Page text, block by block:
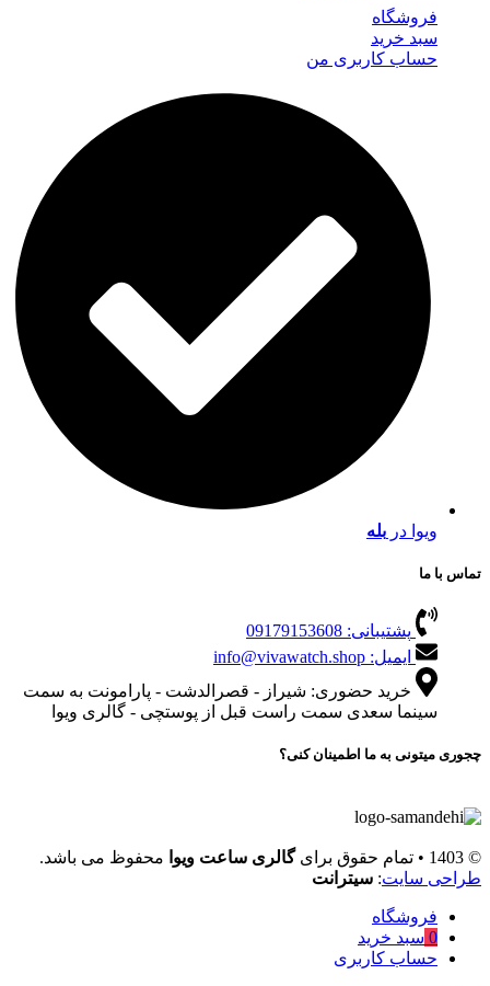
فروشگاه
سبد خرید
حساب کاربری من
ویوا در بله
تماس با ما
پشتیبانی: 09179153608
ایمیل: info@vivawatch.shop
خرید حضوری: شیراز - قصرالدشت - پارامونت به سمت
سینما سعدی سمت راست قبل از پوستچی - گالری ویوا
چجوری میتونی به ما اطمینان کنی؟
© 1403 • تمام حقوق برای گالری ساعت ویوا محفوظ می باشد.
طراحی سایت: سیترانت
فروشگاه
0 سبد خرید
حساب کاربری